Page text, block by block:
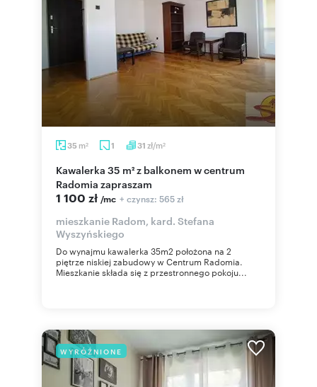
35 m2 1 31 zł/m2
Kawalerka 35 m² z balkonem w centrum
Radomia zapraszam
1 100 zł /mc + czynsz: 565 zł
mieszkanie Radom, kard. Stefana
Wyszyńskiego
Do wynajmu kawalerka 35m2 położona na 2
piętrze niskiej zabudowy w Centrum Radomia.
Mieszkanie składa się z przestronnego pokoju...
WYRÓŻNIONE